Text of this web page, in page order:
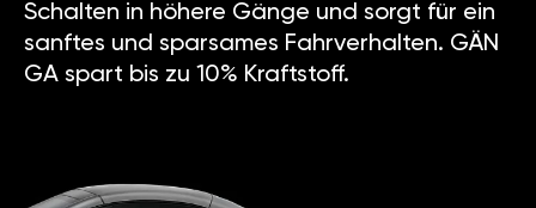
Schalten in höhere Gänge und sorgt für ein
sanftes und sparsames Fahrverhalten. GÄN
GA spart bis zu 10% Kraftstoff.